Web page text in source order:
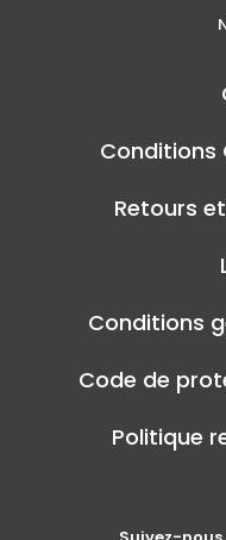
Conditions
Retours
Conditions
Code de
Politique